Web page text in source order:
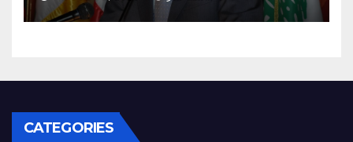
CATEGORIES